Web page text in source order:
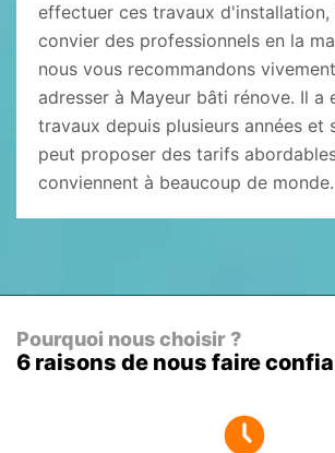
effectuer ces travaux
convier des professionnels en la
nous vous recommandons
adresser à Mayeur bâti rénove. Il a
travaux depuis plusieurs années et
peut proposer des tarifs
conviennent à beaucoup de monde.
Pourquoi nous choisir ?
6 raisons de nous faire